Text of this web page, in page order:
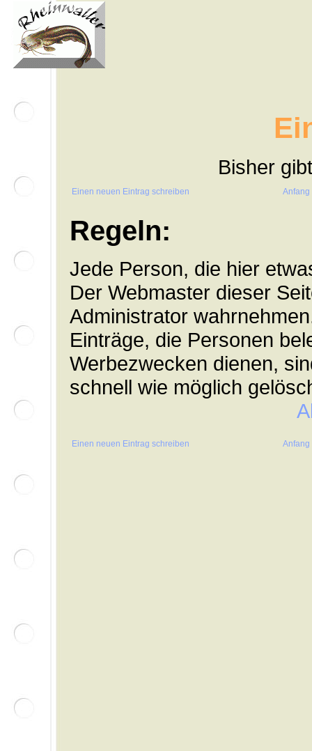
Bisher
Einen neuen Eintrag schreiben Anfang
Regeln:
Jede Person, die hier
Der Webmaster dieser
Administrator
Einträge, die Personen
Werbezwecken dienen,
schnell wie möglich
Einen neuen Eintrag schreiben Anfang